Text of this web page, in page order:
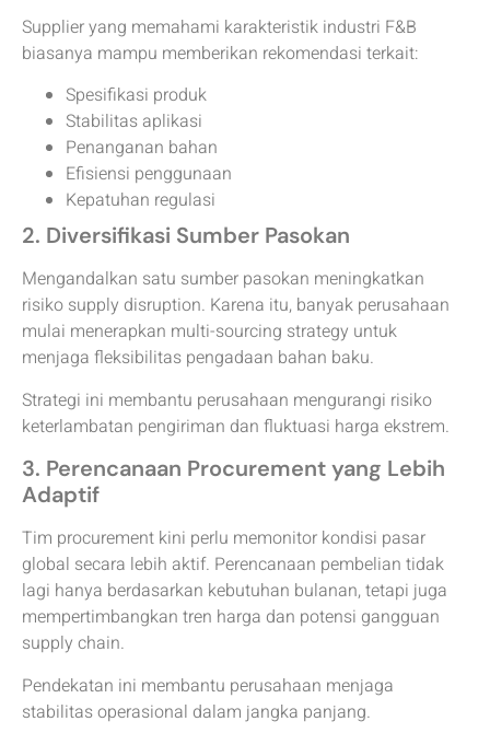
Supplier yang memahami karakteristik industri F&B
biasanya mampu memberikan rekomendasi terkait:
Spesifikasi produk
Stabilitas aplikasi
Penanganan bahan
Efisiensi penggunaan
Kepatuhan regulasi
2. Diversifikasi Sumber Pasokan
Mengandalkan satu sumber pasokan meningkatkan
risiko supply disruption. Karena itu, banyak perusahaan
mulai menerapkan multi-sourcing strategy untuk
menjaga fleksibilitas pengadaan bahan baku.
Strategi ini membantu perusahaan mengurangi risiko
keterlambatan pengiriman dan fluktuasi harga ekstrem.
3. Perencanaan Procurement yang Lebih
Adaptif
Tim procurement kini perlu memonitor kondisi pasar
global secara lebih aktif. Perencanaan pembelian tidak
lagi hanya berdasarkan kebutuhan bulanan, tetapi juga
mempertimbangkan tren harga dan potensi gangguan
supply chain.
Pendekatan ini membantu perusahaan menjaga
stabilitas operasional dalam jangka panjang.